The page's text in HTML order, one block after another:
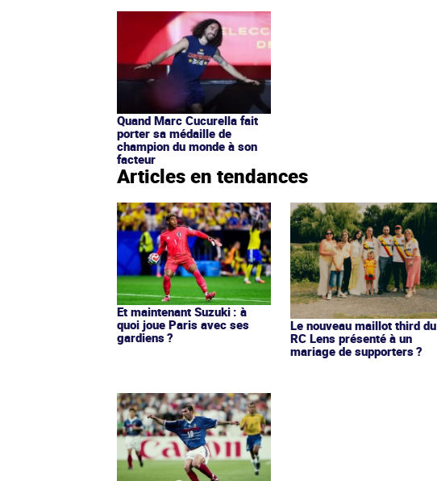
Quand Marc Cucurella fait
porter sa médaille de
champion du monde à son
facteur
Articles en tendances
Et maintenant Suzuki : à
quoi joue Paris avec ses
gardiens ?
Le nouveau maillot third du
RC Lens présenté à un
mariage de supporters ?